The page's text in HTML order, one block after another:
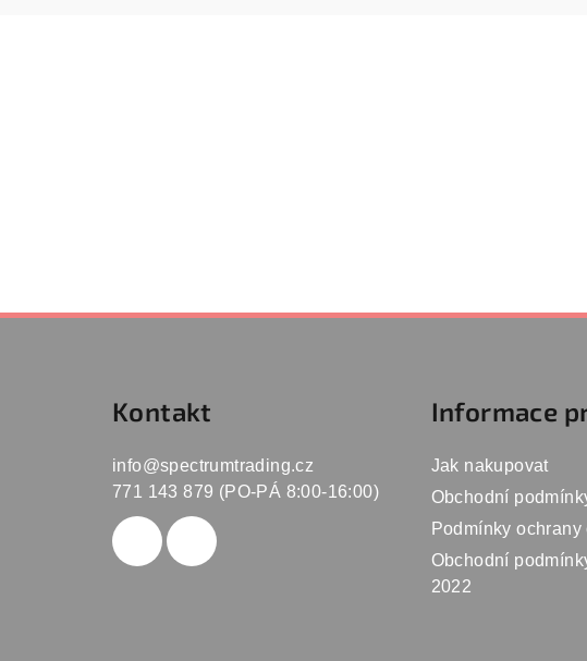
Kontakt
info@spectrumtrading.cz
771 143 879 (PO-PÁ 8:00-16:00)
Informace
Jak nakupovat
Obchodní
Podmínky
Obchodní
2022